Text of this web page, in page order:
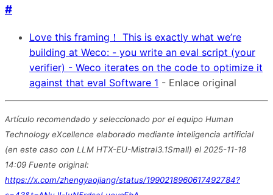
#
Love this framing！ This is exactly what we’re
building at Weco: - you write an eval script (your
verifier) - Weco iterates on the code to optimize it
against that eval Software 1 - Enlace original
Artículo recomendado y seleccionado por el equipo Human
Technology eXcellence elaborado mediante inteligencia artificial
(en este caso con LLM HTX-EU-Mistral3.1Small) el 2025-11-18
14:09 Fuente original:
https://x.com/zhengyaojiang/status/1990218960617492784?